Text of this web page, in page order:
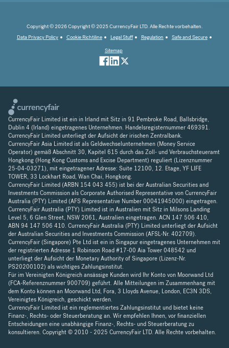
Copyright © 2026 Copyright © 2025 CurrencyFair LTD. Alle Rechte vorbehalten.
Data Privacy Policy
Cookie Richtiline Legal Stuff Regulation
Safe and Secure
Sitemap
CurrencyFair Limited ist ein in Irland mit Sitz in 91 Pembroke Road, Ballsbridge,
Dublin 4 (Irland) eingetragenes Unternehmen. Handelsregisternummer 469391.
CurrencyFair Limited unterliegt der Aufsicht der irischen Zentralbank.
CurrencyFair Asia Limited ist als Geldwechselunternehmen (Money Service
Operator) gemäß Abschnitt 30, Kapitel 615 durch das Zoll- und Verbrauchsteueramt
Hongkong (Hong Kong Customs and Excise Department) reguliert (Lizenznummer
25-04-03271), mit eingetragener Adresse: Suite 12100, 12. Etage, YF LIFE
TOWER, 33 Lockhart Road, Wan Chai, Hongkong.
CurrencyFair Limited (ARBN 154 043 455) ist bei der Australian Securities and
Investments Commission als Corporate Authorised Representative von CurrencyFair
Australia (PTY) Limited (AFS Representative Number 00041945000) eingetragen.
CurrencyFair Australia (PTY) Limited ist in Australien mit Sitz in Milsons Landing
Level 5, 6 Glen Street, NSW 2061, Australien eingetragen. ACN 147 506 410,
ABN 94 147 506 410. CurrencyFair Australia (PTY) Limited unterliegt der Aufsicht
der Australian Securities and Investments Commission (AFSL-Nr. 402709).
CurrencyFair (Singapore) Pte Ltd ist ein in Singapur eingetragenes Unternehmen mit
der registrierten Adresse 1 Robinson Road #17-00 Aia Tower 048542 und
unterliegt der Aufsicht der Monetary Authority of Singapore (Lizenz-Nr.
PS20200102) als wichtiges Zahlungsinstitut.
Für im Vereinigten Königreich ansässige Kunden wird Ihr Konto von Moorwand Ltd
(FCA-Referenznummer 900709) geführt. Alle Mitteilungen im Zusammenhang mit
dem Konto können an Moorwand Ltd, Fora, 3 Lloyds Avenue, London, EC3N 3DS,
Vereinigtes Königreich, geschickt werden.
CurrencyFair Limited ist ein reglementiertes Zahlungsinstitut und bietet keine
Finanz-, Rechts- oder Steuerberatung an. Wir empfehlen Ihnen, vor finanziellen
Entscheidungen eine unabhängige Finanz-, Rechts- und Steuerberatung zu
konsultieren. Copyright © 2010 - 2025 CurrencyFair LTD. Alle Rechte vorbehalten.